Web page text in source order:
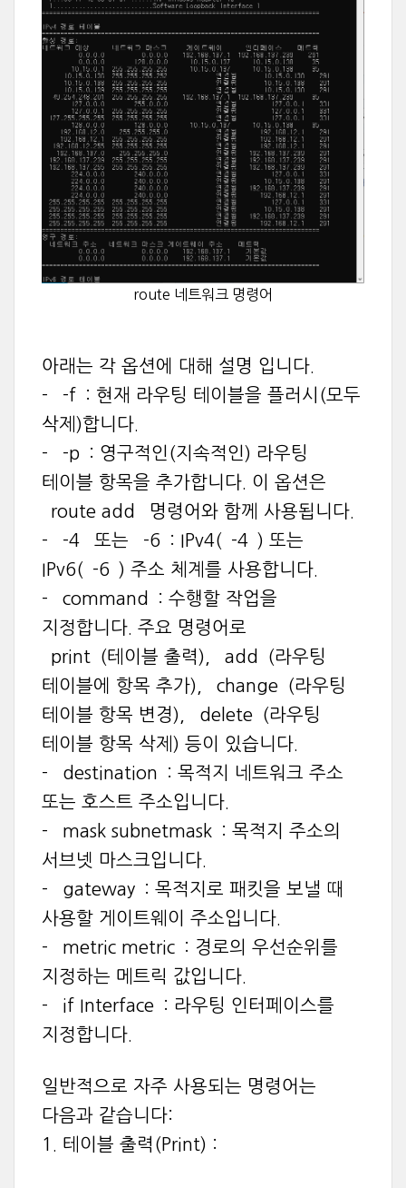
route 네트워크 명령어
아래는 각 옵션에 대해 설명 입니다.
- `-f`: 현재 라우팅 테이블을 플러시(모두
삭제)합니다.
- `-p`: 영구적인(지속적인) 라우팅
테이블 항목을 추가합니다. 이 옵션은
`route add` 명령어와 함께 사용됩니다.
- `-4` 또는 `-6`: IPv4(`-4`) 또는
IPv6(`-6`) 주소 체계를 사용합니다.
- `command`: 수행할 작업을
지정합니다. 주요 명령어로
`print`(테이블 출력), `add`(라우팅
테이블에 항목 추가), `change`(라우팅
테이블 항목 변경), `delete`(라우팅
테이블 항목 삭제) 등이 있습니다.
- `destination`: 목적지 네트워크 주소
또는 호스트 주소입니다.
- `mask subnetmask`: 목적지 주소의
서브넷 마스크입니다.
- `gateway`: 목적지로 패킷을 보낼 때
사용할 게이트웨이 주소입니다.
- `metric metric`: 경로의 우선순위를
지정하는 메트릭 값입니다.
- `if Interface`: 라우팅 인터페이스를
지정합니다.
일반적으로 자주 사용되는 명령어는
다음과 같습니다:
1. 테이블 출력(Print) :